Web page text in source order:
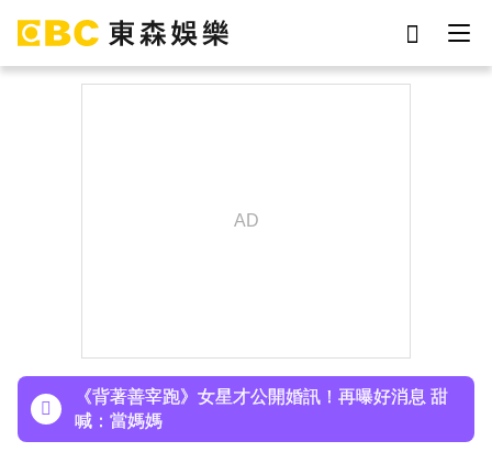
感 認：擔心多過開心
《背著善宰跑》女星才公開婚訊！再曝好消息 甜
喊：當媽媽